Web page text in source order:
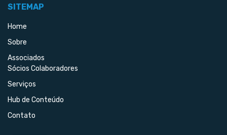
SITEMAP
Home
Sobre
Associados
Sócios Colaboradores
Serviços
Hub de Conteúdo
Contato